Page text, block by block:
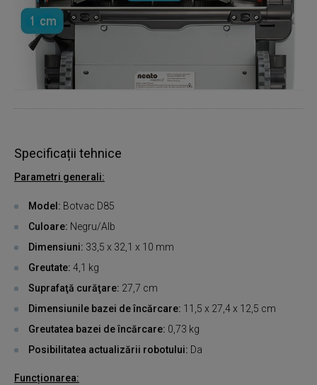
Specificații tehnice
Parametri generali:
Model: Botvac D85
Culoare: Negru/Alb
Dimensiuni: 33,5 x 32,1 x 10 mm
Greutate: 4,1 kg
Suprafaţă curăţare: 27,7 cm
Dimensiunile bazei de încărcare: 11,5 x 27,4 x 12,5 cm
Greutatea bazei de încărcare: 0,73 kg
Posibilitatea actualizării robotului: Da
Funcționarea: